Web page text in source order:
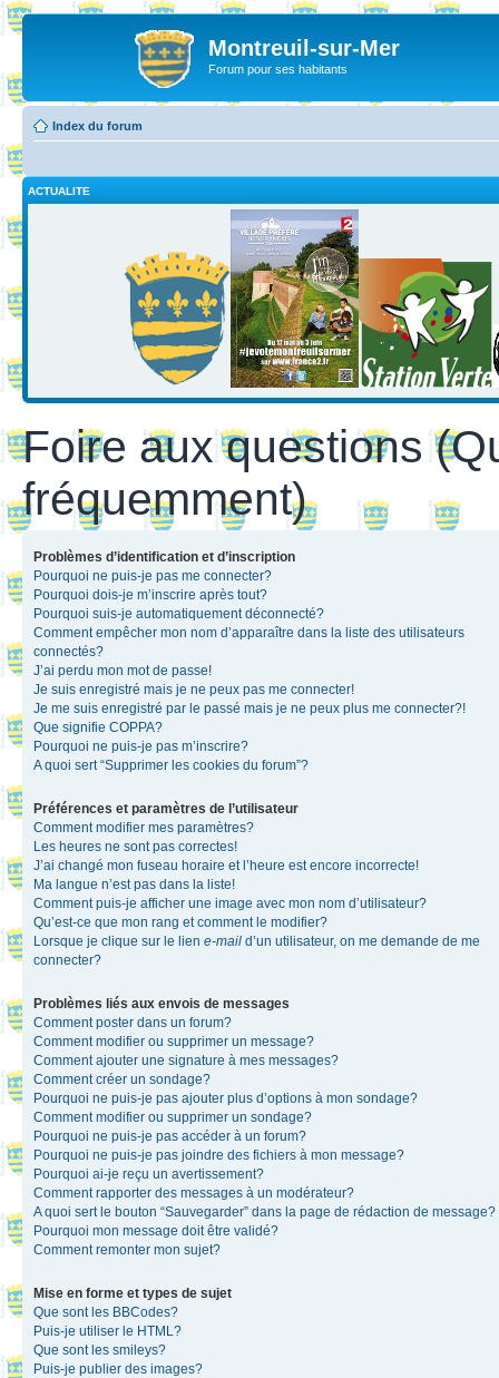
Montreuil-sur-Mer
Forum pour ses habitants
Index du forum
ACTUALITE
Foire aux questions
fréquemment)
Problèmes d’identification et d’inscription
Pourquoi ne puis-je pas me connecter?
Pourquoi dois-je m’inscrire après tout?
Pourquoi suis-je automatiquement déconnecté?
Comment empêcher mon nom d’apparaître dans la liste des utilisateurs
connectés?
J’ai perdu mon mot de passe!
Je suis enregistré mais je ne peux pas me connecter!
Je me suis enregistré par le passé mais je ne peux plus me connecter?!
Que signifie COPPA?
Pourquoi ne puis-je pas m’inscrire?
A quoi sert “Supprimer les cookies du forum”?
Préférences et paramètres de l’utilisateur
Comment modifier mes paramètres?
Les heures ne sont pas correctes!
J’ai changé mon fuseau horaire et l’heure est encore incorrecte!
Ma langue n’est pas dans la liste!
Comment puis-je afficher une image avec mon nom d’utilisateur?
Qu’est-ce que mon rang et comment le modifier?
Lorsque je clique sur le lien e-mail d’un utilisateur, on me demande de me
connecter?
Problèmes liés aux envois de messages
Comment poster dans un forum?
Comment modifier ou supprimer un message?
Comment ajouter une signature à mes messages?
Comment créer un sondage?
Pourquoi ne puis-je pas ajouter plus d’options à mon sondage?
Comment modifier ou supprimer un sondage?
Pourquoi ne puis-je pas accéder à un forum?
Pourquoi ne puis-je pas joindre des fichiers à mon message?
Pourquoi ai-je reçu un avertissement?
Comment rapporter des messages à un modérateur?
A quoi sert le bouton “Sauvegarder” dans la page de rédaction de message?
Pourquoi mon message doit être validé?
Comment remonter mon sujet?
Mise en forme et types de sujet
Que sont les BBCodes?
Puis-je utiliser le HTML?
Que sont les smileys?
Puis-je publier des images?